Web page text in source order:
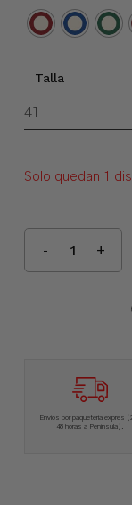
Talla
Solo quedan 1
Envíos por paquetería exprés
48 horas a Península).